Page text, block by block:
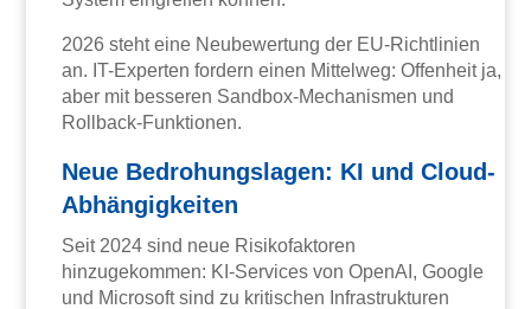
2026 steht eine Neubewertung der EU-Richtlinien
an. IT-Experten fordern einen Mittelweg: Offenheit ja,
aber mit besseren Sandbox-Mechanismen und
Rollback-Funktionen.
Neue Bedrohungslagen: KI und Cloud-
Abhängigkeiten
Seit 2024 sind neue Risikofaktoren
hinzugekommen: KI-Services von OpenAI, Google
und Microsoft sind zu kritischen Infrastrukturen